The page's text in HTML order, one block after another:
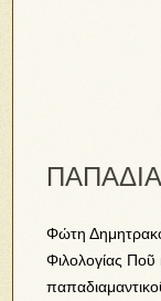
Φώτη
Φιλολογίας Ποῦ